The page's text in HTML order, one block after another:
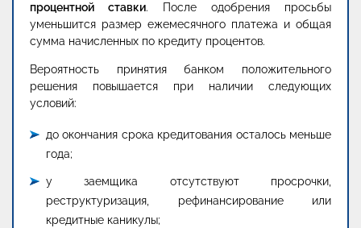
процентной ставки. После одобрения просьбы
уменьшится размер ежемесячного платежа и общая
сумма начисленных по кредиту процентов.
Вероятность принятия банком положительного
решения повышается при наличии следующих
условий:
до окончания срока кредитования осталось меньше
года;
у заемщика отсутствуют просрочки,
реструктуризация, рефинансирование или
кредитные каникулы;